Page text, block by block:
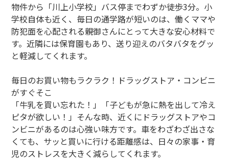
物件から「川上小学校」バス停までわずか徒歩3分。小
学校自体も近く、毎日の通学路が短いのは、働くママや
防犯面を心配される親御さんにとって大きな安心材料で
す。近隣には保育園もあり、送り迎えのバタバタをグッ
と軽減してくれます。
毎日のお買い物もラクラク！ドラッグストア・コンビニ
がすぐそこ
「牛乳を買い忘れた！」「子どもが急に熱を出して冷え
ピタが欲しい！」そんな時、近くにドラッグストアやコ
ンビニがあるのは心強い味方です。車をわざわざ出さな
くても、サッと買いに行ける距離感は、日々の家事・育
児のストレスを大きく減らしてくれます。